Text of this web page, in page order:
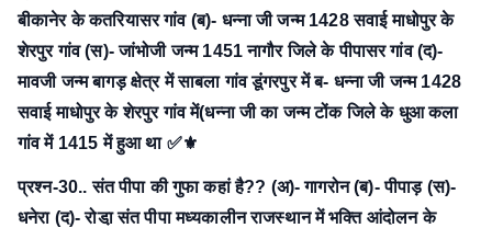
बीकानेर के कतरियासर गांव (ब)- धन्ना जी जन्म 1428 सवाई माधोपुर के
शेरपुर गांव (स)- जांभोजी जन्म 1451 नागौर जिले के पीपासर गांव (द)-
मावजी जन्म बागड़ क्षेत्र में साबला गांव डूंगरपुर में ब- धन्ना जी जन्म 1428
सवाई माधोपुर के शेरपुर गांव में(धन्ना जी का जन्म टोंक जिले के धुआ कला
गांव में 1415 में हुआ था ✅⚜
प्रश्न-30.. संत पीपा की गुफा कहां है?? (अ)- गागरोन (ब)- पीपाड़ (स)-
धनेरा (द)- रोडा़ संत पीपा मध्यकालीन राजस्थान में भक्ति आंदोलन के